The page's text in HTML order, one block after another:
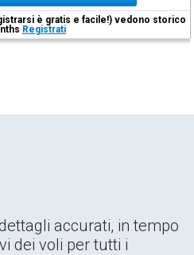
è gratis e facile!) vedono storico
Registrati
accurati, in tempo
dei voli per tutti i